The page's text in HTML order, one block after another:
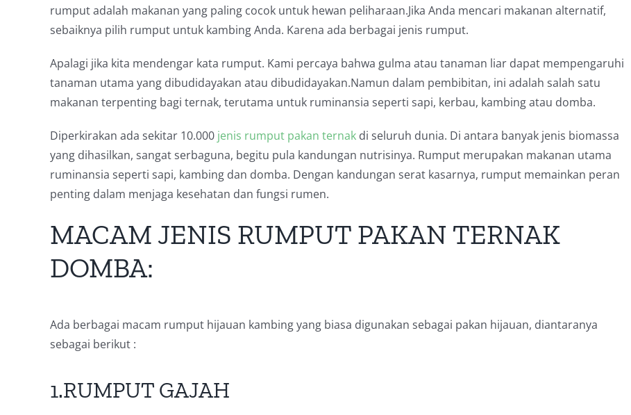
rumput adalah makanan yang paling cocok untuk hewan peliharaan.Jika Anda mencari makanan alternatif,
sebaiknya pilih rumput untuk kambing Anda. Karena ada berbagai jenis rumput.
Apalagi jika kita mendengar kata rumput. Kami percaya bahwa gulma atau tanaman liar dapat mempengaruhi
tanaman utama yang dibudidayakan atau dibudidayakan.Namun dalam pembibitan, ini adalah salah satu
makanan terpenting bagi ternak, terutama untuk ruminansia seperti sapi, kerbau, kambing atau domba.
Diperkirakan ada sekitar 10.000 jenis rumput pakan ternak di seluruh dunia. Di antara banyak jenis biomassa
yang dihasilkan, sangat serbaguna, begitu pula kandungan nutrisinya. Rumput merupakan makanan utama
ruminansia seperti sapi, kambing dan domba. Dengan kandungan serat kasarnya, rumput memainkan peran
penting dalam menjaga kesehatan dan fungsi rumen.
MACAM JENIS RUMPUT PAKAN TERNAK
DOMBA:
Ada berbagai macam rumput hijauan kambing yang biasa digunakan sebagai pakan hijauan, diantaranya
sebagai berikut :
1.RUMPUT GAJAH